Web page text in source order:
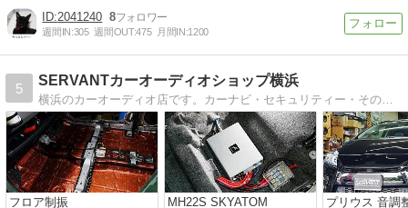
2041240 8
週間IN:305 週間OUT:475 月間IN:1200
5
SERVANTカーオーディオショップ横浜
横浜のカーオーディオ店です。カーナビ・セキュリティー・その他電装品・LED・整備・板金塗装まで色々やっています。
フロア制振 MH22S SKYATOM プリウス 音調